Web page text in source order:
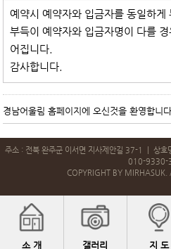
예약시 예약자와 입금자를 동일하게
부득이 예약자와 입금자명이 다를
어집니다.
감사합니다.
경남어울림 홈페이지에 오신것을 환영합니다.
주소 : 전북 완주군 이서면 지사제안길 37-1 | 상
010-9330-
COPYRIGHT BY MIRHASUK.
소 개 갤러리 지 도